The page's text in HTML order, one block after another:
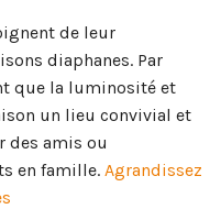
de leur
diaphanes. Par
que la luminosité et
un lieu convivial et
des amis ou
en famille. Agrandissez